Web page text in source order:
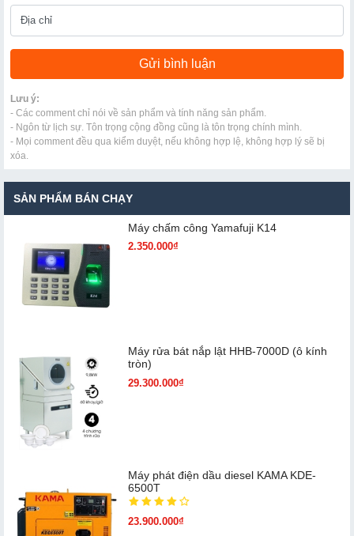
Lưu ý:
- Các comment chỉ nói về sản phẩm và tính năng sản phẩm.
- Ngôn từ lịch sự. Tôn trọng cộng đồng cũng là tôn trọng chính mình.
- Mọi comment đều qua kiểm duyệt, nếu không hợp lệ, không hợp lý sẽ bị
xóa.
SẢN PHẨM BÁN CHẠY
Máy chấm cô​ng Yamafuji K14
2.350.000₫
Máy rửa bát nắp lật HHB-7000D (ô kính
tròn)
29.300.000₫
Máy phát điện dầu diesel KAMA KDE-
6500T
23.900.000₫